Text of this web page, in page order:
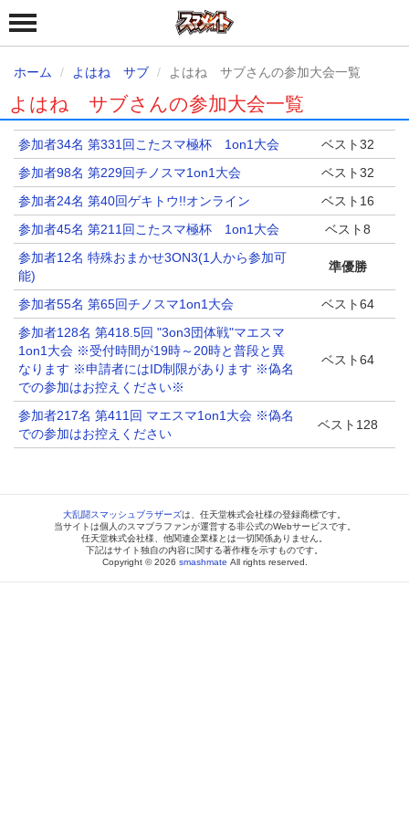
ホーム よはね サブ よはね サブさんの参加大会一覧
よはね サブさんの参加大会一覧
参加者34名 第331回こたスマ極杯 1on1大会
ベスト32
参加者98名 第229回チノスマ1on1大会
ベスト32
参加者24名 第40回ゲキトウ!!オンライン
ベスト16
参加者45名 第211回こたスマ極杯 1on1大会
ベスト8
参加者12名 特殊おまかせ3ON3(1人から参加可
能)
準優勝
参加者55名 第65回チノスマ1on1大会
ベスト64
参加者128名 第418.5回 "3on3団体戦"マエスマ
1on1大会 ※受付時間が19時～20時と普段と異
なります ※申請者にはID制限があります ※偽名
での参加はお控えください※
ベスト64
参加者217名 第411回 マエスマ1on1大会 ※偽名
での参加はお控えください
ベスト128
大乱闘スマッシュブラザーズは、任天堂株式会社様の登録商標です。
当サイトは個人のスマブラファンが運営する非公式のWebサービスです。
任天堂株式会社様、他関連企業様とは一切関係ありません。
下記はサイト独自の内容に関する著作権を示すものです。
Copyright © 2026 smashmate All rights reserved.